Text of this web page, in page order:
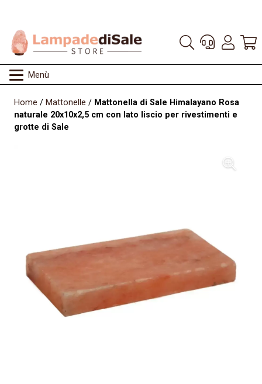
Menù
Home / Mattonelle / Mattonella di Sale Himalayano Rosa
naturale 20x10x2,5 cm con lato liscio per rivestimenti e
grotte di Sale